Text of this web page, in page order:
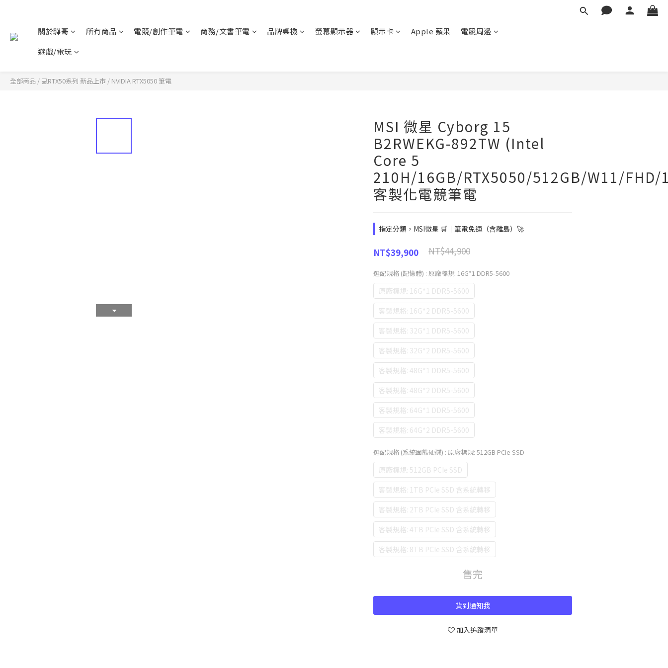
關於驊哥 所有商品 電競/創作筆電 商務/文書筆電 品牌桌機 螢幕顯示器 顯示卡 Apple 蘋果
電競周邊
遊戲/電玩
全部商品 / 💻RTX50系列 新品上市 / NVIDIA RTX5050 筆電
MSI 微星 Cyborg 15
B2RWEKG-892TW (Intel
Core 5
210H/16GB/RTX5050/512GB/W11/
客製化電競筆電
指定分類，MSI微星 🛒｜筆電免運（含離島）🚀
NT$44,900
NT$39,900
選配規格 (記憶體) : 原廠標規: 16G*1 DDR5-5600
原廠標規: 16G*1 DDR5-5600
客製規格: 16G*2 DDR5-5600
客製規格: 32G*1 DDR5-5600
客製規格: 32G*2 DDR5-5600
客製規格: 48G*1 DDR5-5600
客製規格: 48G*2 DDR5-5600
客製規格: 64G*1 DDR5-5600
客製規格: 64G*2 DDR5-5600
選配規格 (系統固態硬碟) : 原廠標規: 512GB PCIe SSD
原廠標規: 512GB PCIe SSD
客製規格: 1TB PCIe SSD 含系統轉移
客製規格: 2TB PCIe SSD 含系統轉移
客製規格: 4TB PCIe SSD 含系統轉移
客製規格: 8TB PCIe SSD 含系統轉移
售完
貨到通知我
加入追蹤清單